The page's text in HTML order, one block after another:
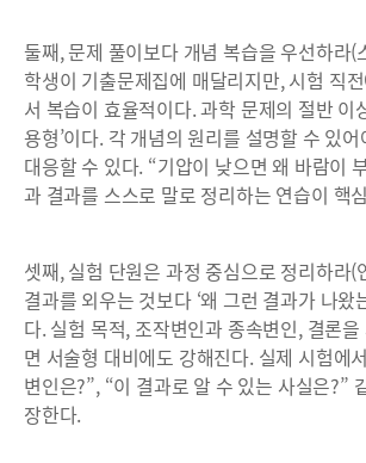
둘째, 문제 풀이보다 개념 복습을 우선하라(
학생이 기출문제집에 매달리지만, 시험 직
서 복습이 효율적이다. 과학 문제의 절반 이
용형’이다. 각 개념의 원리를 설명할 수 있
대응할 수 있다. “기압이 낮으면 왜 바람이
과 결과를 스스로 말로 정리하는 연습이 핵
셋째, 실험 단원은 과정 중심으로 정리하라(
결과를 외우는 것보다 ‘왜 그런 결과가 나왔
다. 실험 목적, 조작변인과 종속변인, 결론
면 서술형 대비에도 강해진다. 실제 시험에
변인은?”, “이 결과로 알 수 있는 사실은?”
장한다.